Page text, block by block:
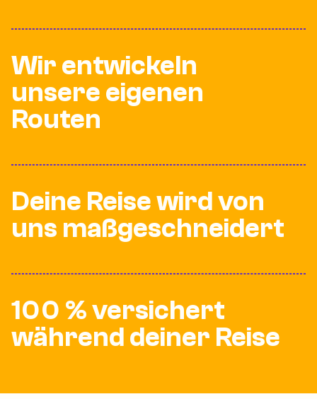
Wir entwickeln
unsere eigenen
Routen
Deine Reise wird von
uns maßgeschneidert
100 % versichert
während deiner Reise